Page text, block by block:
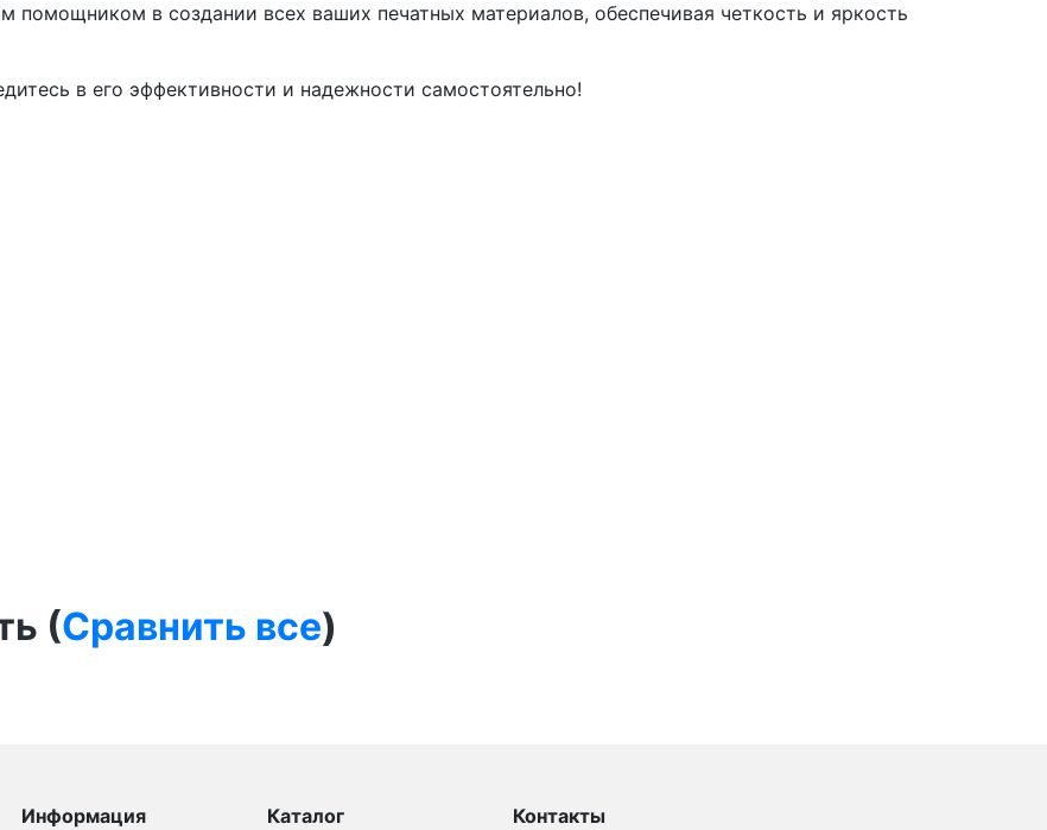
помощником в создании всех ваших печатных материалов, обеспечивая четкость и яркость
в его эффективности и надежности самостоятельно!
(Сравнить все)
Информация Каталог Контакты